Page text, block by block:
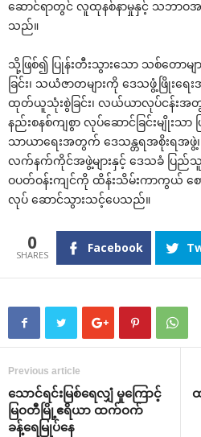
ဆောင်ရာတွင် လူထုနစ်နာမှုနှင့် သဘာဝ
သည်။
သို့ဖြစ်၍ ပြုန်းတီးသွား‌သော သစ်‌တောမ
ခြင်း၊ သယံဇာတများကို ‌ဒေသဖွံ့ဖြို
ထုတ်ယူသုံးစွဲခြင်း၊ လယ်ယာလုပ်ငန်းအ
နည်းစနစ်ကျစွာ လုပ်‌ဆောင်ခြင်းမျိုးသာ
သာယာ‌ရေးအတွက် ‌ဒေသန္တရအစိုးရအဖွဲ့
လက်နက်ကိုင်အဖွဲ့များနှင့် ‌ဒေသခံ ပ
ဝပတ်ဝန်းကျင်ကို ထိန်းသိမ်းကာကွယ် ‌စေ
လုပ် ‌ဆောင်သွားသင့်‌ပေသည်။
0 Facebook
Previous article
‌သောင်ရင်းမြစ်‌ရေလျှံ မှု‌ကြောင့်
မြဝတီမြို့ဧရိယာ ထက်ဝက်
ခန့်‌ရေမြုပ်‌နေ